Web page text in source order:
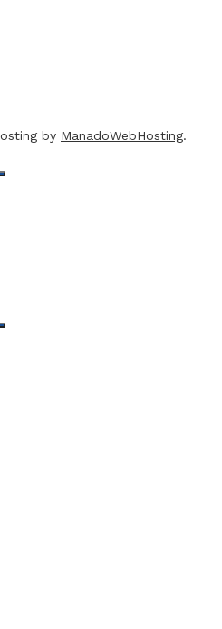
by ManadoWebHosting.